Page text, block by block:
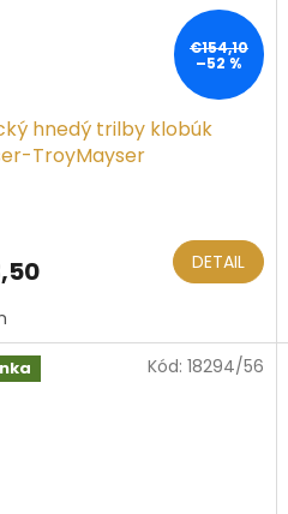
€154,10
–52 %
hnedý trilby klobúk
TroyMayser
DETAIL
Kód: 18294/56